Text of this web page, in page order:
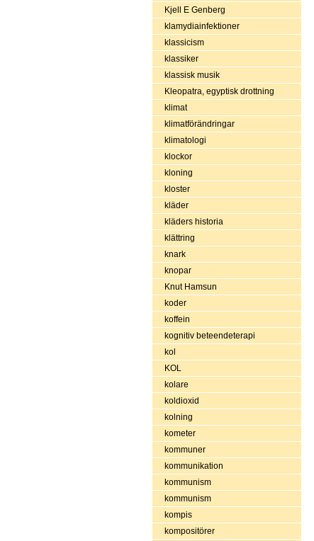
Kjell E Genberg
klamydiainfektioner
klassicism
klassiker
klassisk musik
Kleopatra, egyptisk drottning
klimat
klimatförändringar
klimatologi
klockor
kloning
kloster
kläder
kläders historia
klättring
knark
knopar
Knut Hamsun
koder
koffein
kognitiv beteendeterapi
kol
KOL
kolare
koldioxid
kolning
kometer
kommuner
kommunikation
kommunism
kommunism
kompis
kompositörer